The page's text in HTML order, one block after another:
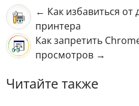
← Как избавиться от
принтера
Как запретить
просмотров →
Читайте также